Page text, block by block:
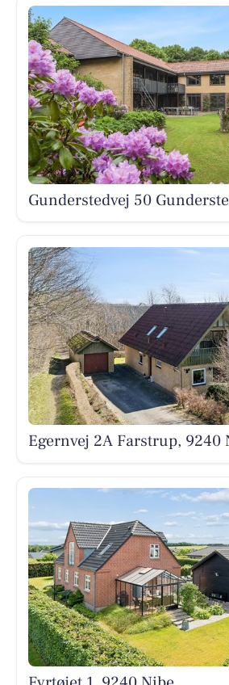
Gunderstedvej 50
Egernvej 2A Farstrup, 9240